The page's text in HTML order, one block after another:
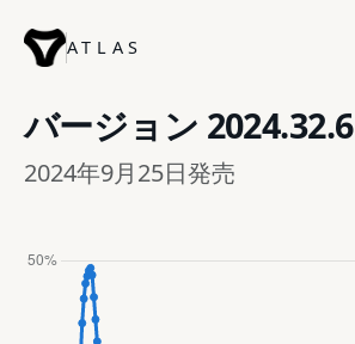
ATLAS
バージョン 2024.32.6
2024年9月25日発売